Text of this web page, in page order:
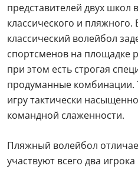
представителей двух
классического и пляжного.
классический волейбол
спортсменов на площадке
при этом есть строгая
продуманные комбинации.
игру тактически
командной слаженности.
Пляжный волейбол
участвуют всего два